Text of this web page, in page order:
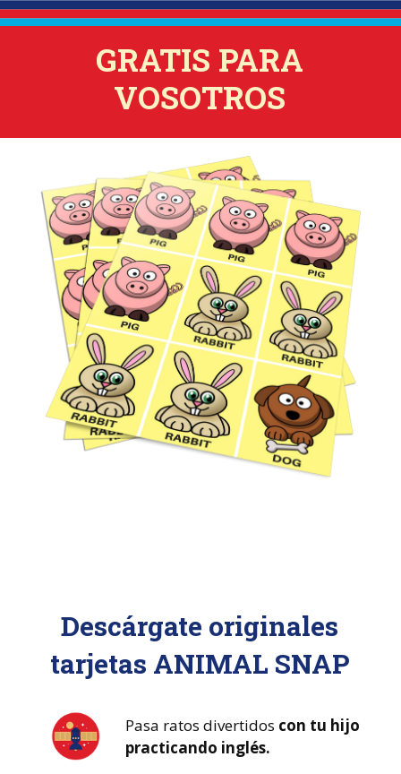
GRATIS PARA
VOSOTROS
Descárgate originales
tarjetas ANIMAL SNAP
Pasa ratos divertidos con tu hijo
practicando inglés.